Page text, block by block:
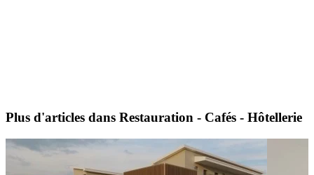
Plus d'articles dans Restauration - Cafés - Hôtellerie